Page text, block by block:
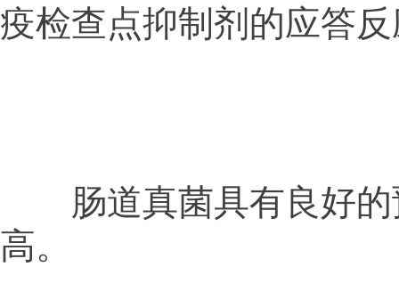
疫检查点抑制剂的应答
肠道真菌具有良好的
高。